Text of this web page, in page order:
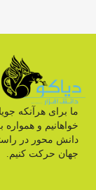
ما برای هرآنکه
خواهانیم و همواره
دانش محور در
جهان حرکت کنیم.